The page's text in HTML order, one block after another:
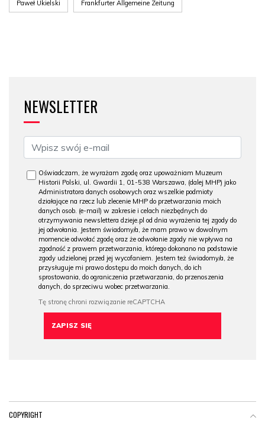
Paweł Ukielski Frankfurter Allgemeine Zeitung
NEWSLETTER
Oświadczam, że wyrażam zgodę oraz upoważniam Muzeum
Historii Polski, ul. Gwardii 1, 01-538 Warszawa, (dalej MHP) jako
Administratora danych osobowych oraz wszelkie podmioty
działające na rzecz lub zlecenie MHP do przetwarzania moich
danych osob. (e-mail) w zakresie i celach niezbędnych do
otrzymywania newslettera dzieje.pl od dnia wyrażenia tej zgody do
jej odwołania. Jestem świadomy/a, że mam prawo w dowolnym
momencie odwołać zgodę oraz że odwołanie zgody nie wpływa na
zgodność z prawem przetwarzania, którego dokonano na podstawie
zgody udzielonej przed jej wycofaniem. Jestem też świadomy/a, że
przysługuje mi prawo dostępu do moich danych, do ich
sprostowania, do ograniczenia przetwarzania, do przenoszenia
danych, do sprzeciwu wobec przetwarzania.
COPYRIGHT